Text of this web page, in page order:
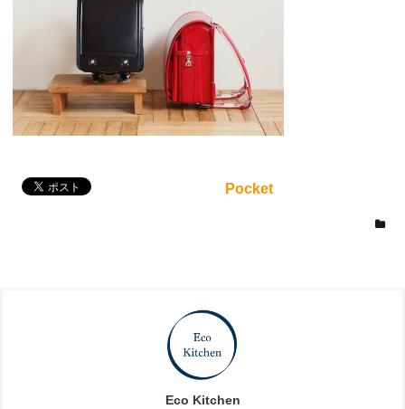
Pocket
Eco Kitchen